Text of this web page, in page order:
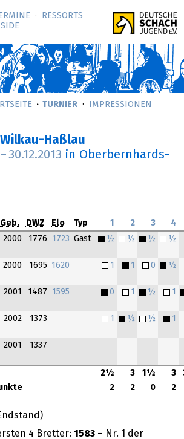
RESSORTS
TURNIER IMPRESSIONEN
Haßlau
– 30.12.2013 in Oberbernhards-
Geb. DWZ Elo Typ 1 2 3 4
2½ 3 1½ 3
2 2 0 2
2000 1776 1723 Gast ½ ½ ½ ½
2000 1695 1620 1 1 0 ½
2001 1487 1595 0 1 ½ 1
2002 1373 1 ½ ½ 1
2001 1337
4 Bretter: 1583 – Nr. 1 der